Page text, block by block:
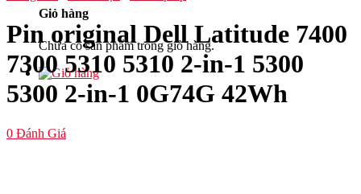
Giỏ hàng
Chưa có sản phẩm trong giỏ hàng.
Pin original Dell Latitude 7400
7300 5310 5310 2-in-1 5300
5300 2-in-1 0G74G 42Wh
0 Đánh Giá